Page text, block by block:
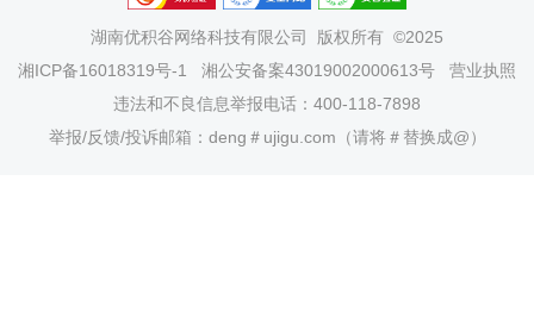
湖南优积谷网络科技有限公司
版权所有 ©2025
湘ICP备16018319号-1
湘公安备案43019002000613号
营业执照
违法和不良信息举报电话：400-118-7898
举报/反馈/投诉邮箱：deng＃ujigu.com（请将＃替换成@）